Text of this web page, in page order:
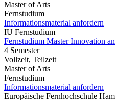
Master of Arts
Fernstudium
Informationsmaterial anfordern
IU Fernstudium
Fernstudium Master Innovation
4 Semester
Vollzeit, Teilzeit
Master of Arts
Fernstudium
Informationsmaterial anfordern
Europäische Fernhochschule